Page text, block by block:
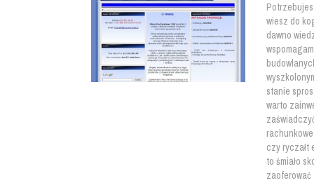
wiesz do
dawno
stanie
warto
czy ryczałt
to śmiało
zaoferować